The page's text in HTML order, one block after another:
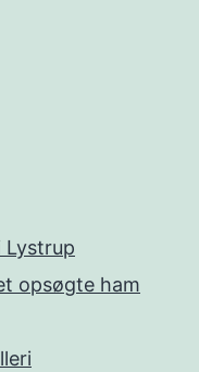
Lystrup
opsøgte ham